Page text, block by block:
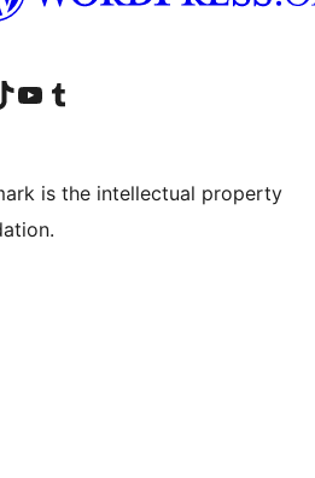
accountaccount
TikTok account
Visit our YouTube channel
Visit our Tumblr account
is the intellectual property